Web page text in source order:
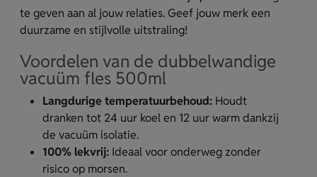
te geven aan al jouw relaties. Geef jouw merk een
duurzame en stijlvolle uitstraling!
Voordelen van de dubbelwandige
vacuüm fles 500ml
Langdurige temperatuurbehoud: Houdt
dranken tot 24 uur koel en 12 uur warm dankzij
de vacuüm isolatie.
100% lekvrij: Ideaal voor onderweg zonder
risico op morsen.